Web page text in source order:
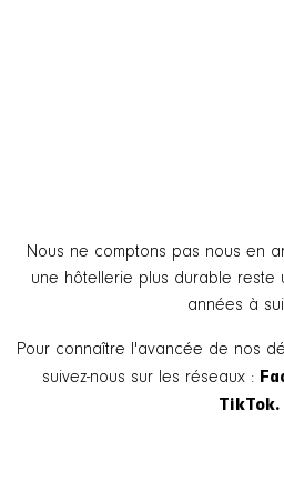
Nous ne comptons pas nous en
une hôtellerie plus durable reste
années à
Pour connaître l'avancée de nos
suivez-nous sur les réseaux :
TikTok.